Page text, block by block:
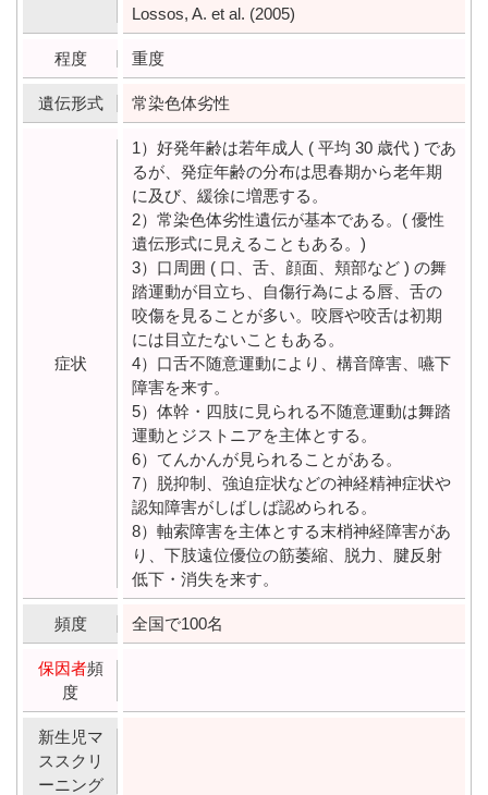
Lossos, A. et al. (2005)
程度 重度
遺伝形式 常染色体劣性
症状
1）好発年齢は若年成人 ( 平均 30 歳代 ) であ
るが、発症年齢の分布は思春期から老年期
に及び、緩徐に増悪する。
2）常染色体劣性遺伝が基本である。( 優性
遺伝形式に見えることもある。)
3）口周囲 ( 口、舌、顔面、頬部など ) の舞
踏運動が目立ち、自傷行為による唇、舌の
咬傷を見ることが多い。咬唇や咬舌は初期
には目立たないこともある。
4）口舌不随意運動により、構音障害、嚥下
障害を来す。
5）体幹・四肢に見られる不随意運動は舞踏
運動とジストニアを主体とする。
6）てんかんが見られることがある。
7）脱抑制、強迫症状などの神経精神症状や
認知障害がしばしば認められる。
8）軸索障害を主体とする末梢神経障害があ
り、下肢遠位優位の筋萎縮、脱力、腱反射
低下・消失を来す。
頻度 全国で100名
保因者頻
度
新生児マ
ススクリ
ーニング